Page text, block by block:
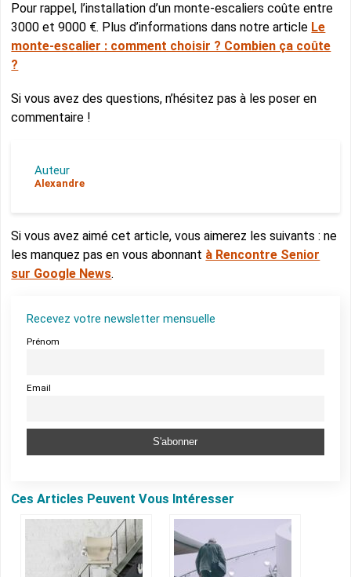
Pour rappel, l’installation d’un monte-escaliers coûte entre
3000 et 9000 €. Plus d’informations dans notre article Le
monte-escalier : comment choisir ? Combien ça coûte
?
Si vous avez des questions, n’hésitez pas à les poser en
commentaire !
Auteur
Alexandre
Si vous avez aimé cet article, vous aimerez les suivants : ne
les manquez pas en vous abonnant à Rencontre Senior
sur Google News.
Recevez votre newsletter mensuelle
Prénom
Email
Ces Articles Peuvent Vous Intéresser